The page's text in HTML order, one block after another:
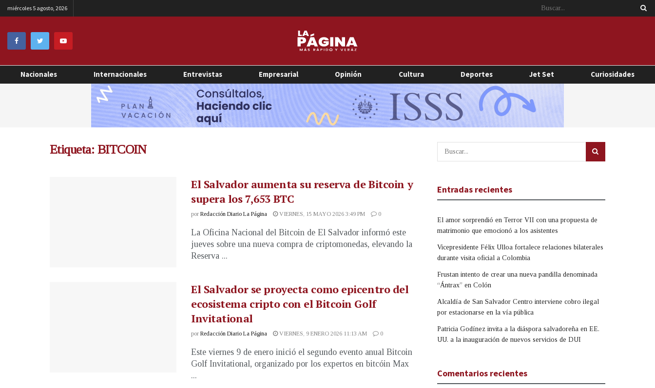
miércoles 5 agosto, 2026
Nacionales Internacionales Entrevistas Empresarial Opinión Cultura Deportes Jet Set Curiosidades
Etiqueta: BITCOIN
El Salvador aumenta su reserva de Bitcoin y
supera los 7,653 BTC
por Redacción Diario La Página VIERNES, 15 MAYO 2026 3:49 PM 0
La Oficina Nacional del Bitcoin de El Salvador informó este
jueves sobre una nueva compra de criptomonedas, elevando la
Reserva ...
El Salvador se proyecta como epicentro del
ecosistema cripto con el Bitcoin Golf
Invitational
por Redacción Diario La Página VIERNES, 9 ENERO 2026 11:13 AM 0
Este viernes 9 de enero inició el segundo evento anual Bitcoin
Golf Invitational, organizado por los expertos en bitcóin Max
...
Entradas recientes
El amor sorprendió en Terror VII con una propuesta de
matrimonio que emocionó a los asistentes
Vicepresidente Félix Ulloa fortalece relaciones bilaterales
durante visita oficial a Colombia
Frustan intento de crear una nueva pandilla denominada
“Ántrax” en Colón
Alcaldía de San Salvador Centro interviene cobro ilegal
por estacionarse en la vía pública
Patricia Godínez invita a la diáspora salvadoreña en EE.
UU. a la inauguración de nuevos servicios de DUI
Comentarios recientes